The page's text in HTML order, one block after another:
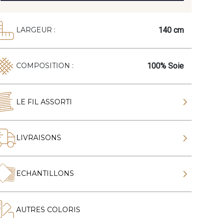
LARGEUR : 140 cm
COMPOSITION : 100% Soie
LE FIL ASSORTI
LIVRAISONS
ECHANTILLONS
AUTRES COLORIS